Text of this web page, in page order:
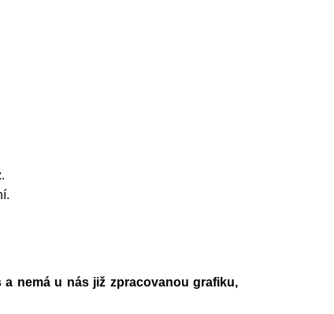
.
nemá u nás již zpracovanou grafiku,